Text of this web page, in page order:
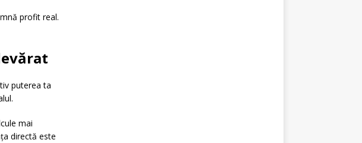
profit real.
puterea ta
mai
directă este